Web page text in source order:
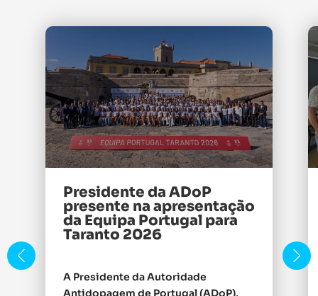
Presidente da ADoP
presente na apresentação
da Equipa Portugal para
Taranto 2026
A Presidente da Autoridade
Antidopagem de Portugal (ADoP),